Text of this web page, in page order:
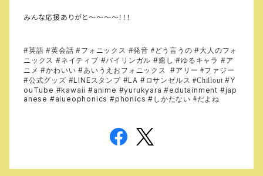
みんな応援ありがと～～～～！！！
#英語 #英会話 #フォニックス #発音 #どう言うの#大人のフォ
ニックス #ネイティブ #バイリンガル #癒し #ゆるキャラ #ア
ニメ #かわいい #あいうえおフォニックス #アリー #ファジー
#公式グッズ #LINE スタンプ#LA # ロサンゼルス #Chillout#Y
ouTube #kawaii #anime #yurukyara #edutainment #jap
anese #aiueophonics #phonics # しかたない #だよね